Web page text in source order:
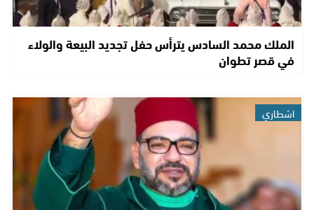
الملك محمد السادس يترأس حفل تجديد البيعة والولاء
في قصر تطوان
اشطاري